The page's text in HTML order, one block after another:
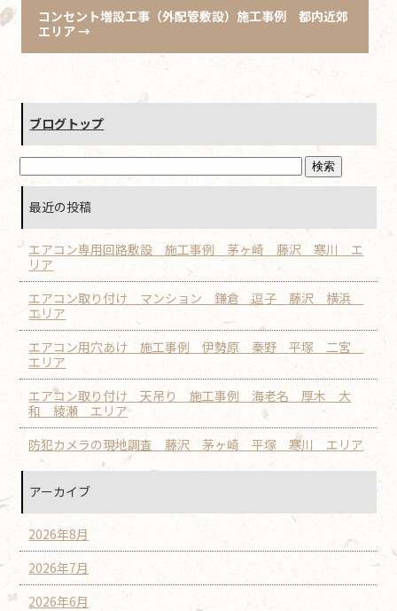
コンセント増設工事（外配管敷設）施工事例 都内近郊
エリア→
ブログトップ
最近の投稿
エアコン専用回路敷設 施工事例 茅ヶ崎 藤沢 寒川 エ
リア
エアコン取り付け マンション 鎌倉 逗子 藤沢 横浜
エリア
エアコン用穴あけ 施工事例 伊勢原 秦野 平塚 二宮
エリア
エアコン取り付け 天吊り 施工事例 海老名 厚木 大
和 綾瀬 エリア
防犯カメラの現地調査 藤沢 茅ヶ崎 平塚 寒川 エリア
アーカイブ
2026年8月
2026年7月
2026年6月